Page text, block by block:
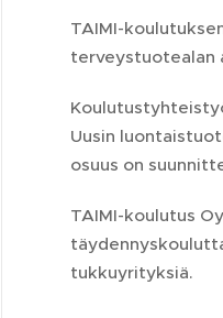
TAIMI-
terveystuotealan
Uusin
osuus on
TAIMI-koulutus
tukkuyrityksiä.